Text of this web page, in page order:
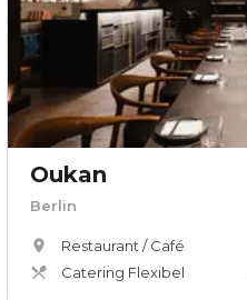
Oukan
Berlin
Restaurant / Café
Catering Flexibel